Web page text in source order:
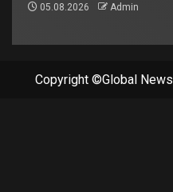
05.08.2026 Admin
Copyright ©Global News